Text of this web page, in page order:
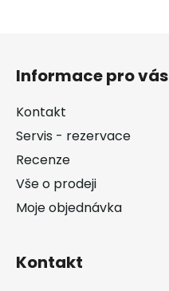
Informace pro vás
Kontakt
Servis - rezervace
Recenze
Vše o prodeji
Moje objednávka
Kontakt